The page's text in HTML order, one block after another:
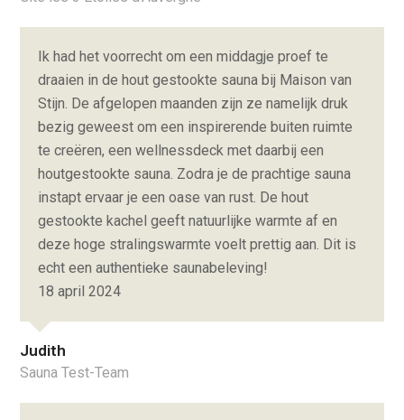
Ik had het voorrecht om een middagje proef te
draaien in de hout gestookte sauna bij Maison van
Stijn. De afgelopen maanden zijn ze namelijk druk
bezig geweest om een inspirerende buiten ruimte
te creëren, een wellnessdeck met daarbij een
houtgestookte sauna. Zodra je de prachtige sauna
instapt ervaar je een oase van rust. De hout
gestookte kachel geeft natuurlijke warmte af en
deze hoge stralingswarmte voelt prettig aan. Dit is
echt een authentieke saunabeleving!
18 april 2024
Judith
Sauna Test-Team